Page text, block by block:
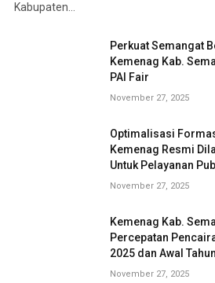
Kabupaten…
Perkuat Semangat
Kemenag Kab.
PAI Fair
November 27, 2025
Optimalisasi
Kemenag Resmi
Untuk Pelayanan
November 27, 2025
Kemenag Kab.
Percepatan
2025 dan Awal
November 27, 2025